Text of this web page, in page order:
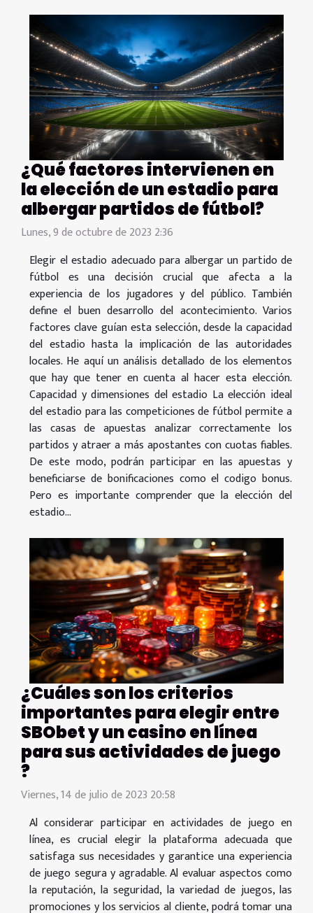
¿Qué factores intervienen en
la elección de un estadio para
albergar partidos de fútbol?
Lunes, 9 de octubre de 2023 2:36
Elegir el estadio adecuado para albergar un partido de
fútbol es una decisión crucial que afecta a la
experiencia de los jugadores y del público. También
define el buen desarrollo del acontecimiento. Varios
factores clave guían esta selección, desde la capacidad
del estadio hasta la implicación de las autoridades
locales. He aquí un análisis detallado de los elementos
que hay que tener en cuenta al hacer esta elección.
Capacidad y dimensiones del estadio La elección ideal
del estadio para las competiciones de fútbol permite a
las casas de apuestas analizar correctamente los
partidos y atraer a más apostantes con cuotas fiables.
De este modo, podrán participar en las apuestas y
beneficiarse de bonificaciones como el codigo bonus.
Pero es importante comprender que la elección del
estadio...
¿Cuáles son los criterios
importantes para elegir entre
SBObet y un casino en línea
para sus actividades de juego
?
Viernes, 14 de julio de 2023 20:58
Al considerar participar en actividades de juego en
línea, es crucial elegir la plataforma adecuada que
satisfaga sus necesidades y garantice una experiencia
de juego segura y agradable. Al evaluar aspectos como
la reputación, la seguridad, la variedad de juegos, las
promociones y los servicios al cliente, podrá tomar una